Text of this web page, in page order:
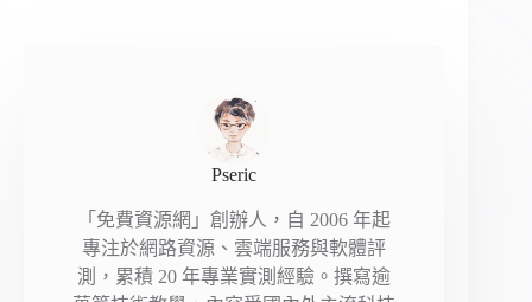
Pseric
「免費資源網」創辦人，自 2006 年起
專注於網路資源、雲端服務與軟體評
測，累積 20 年專業實測經驗。撰寫逾